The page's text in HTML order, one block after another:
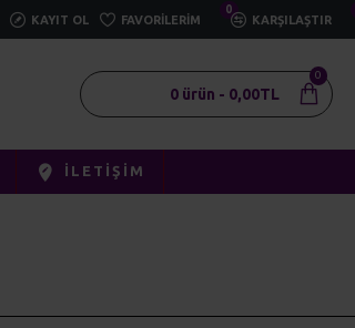
KAYIT OL FAVORILERIM
0
KARŞILAŞTIR
0 ürün - 0,00TL
0
İLETIŞIM